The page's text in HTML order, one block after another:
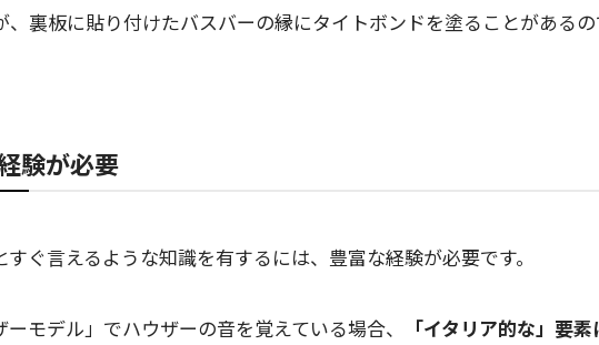
、裏板に貼り付けたバスバーの縁にタイトボンドを塗ることがあるの
験が必要
すぐ言えるような知識を有するには、豊富な経験が必要です。
ーモデル」でハウザーの音を覚えている場合、
「イタリア的な」要